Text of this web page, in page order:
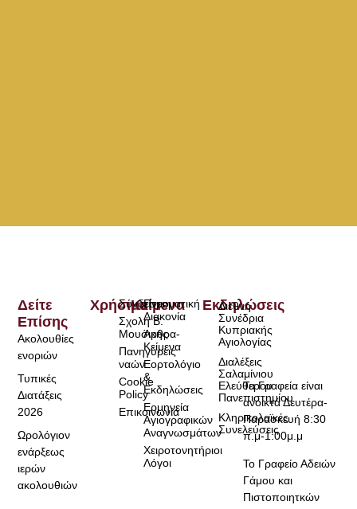
Τα Γραφεία είναι
ανοικτά Δευτέρα-
Παρασκευή 8:30
π.μ-1:00μ.μ
Το Γραφείο Αδειών
Γάμου και
Πιστοποιητκών
Χρήσιμα
Σύνδεσμοι
Σχολή Β.
Μουσικής
Πανηγύρεις
ναών
Cookie
Policy
Επικοινωνία
Κείμενα
Πνευματική
Διακονία
Άρθρα-
Κείμενα
Εορτολόγιο
&
Εκδηλώσεις
Ερμηνεία
Αγιογραφικών
Αναγνωσμάτων
Χειροτονητήριοι
Λόγοι
Δείτε
Επίσης
Ακολουθίες
ενοριών
Τυπικές
Διατάξεις
2026
Ωρολόγιον
ενάρξεως
ιερών
ακολουθιών
Εκδηλώσεις
Διεθνή
Συνέδρια
Κυπριακής
Αγιολογίας
Διαλέξεις
Σαλαμίνιου
Ελεύθερου
Πανεπιστημίου
Κληρικολαϊκές
Συνελεύσεις